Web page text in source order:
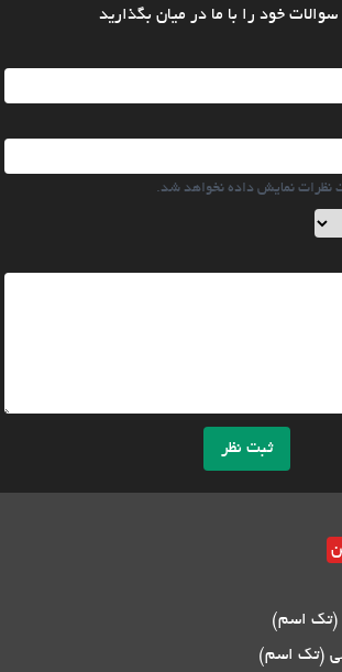
خود را با ما در میان بگذارید
نمایش داده نخواهد شد.
ثبت نظر
(تک اسم)
(تک اسم)